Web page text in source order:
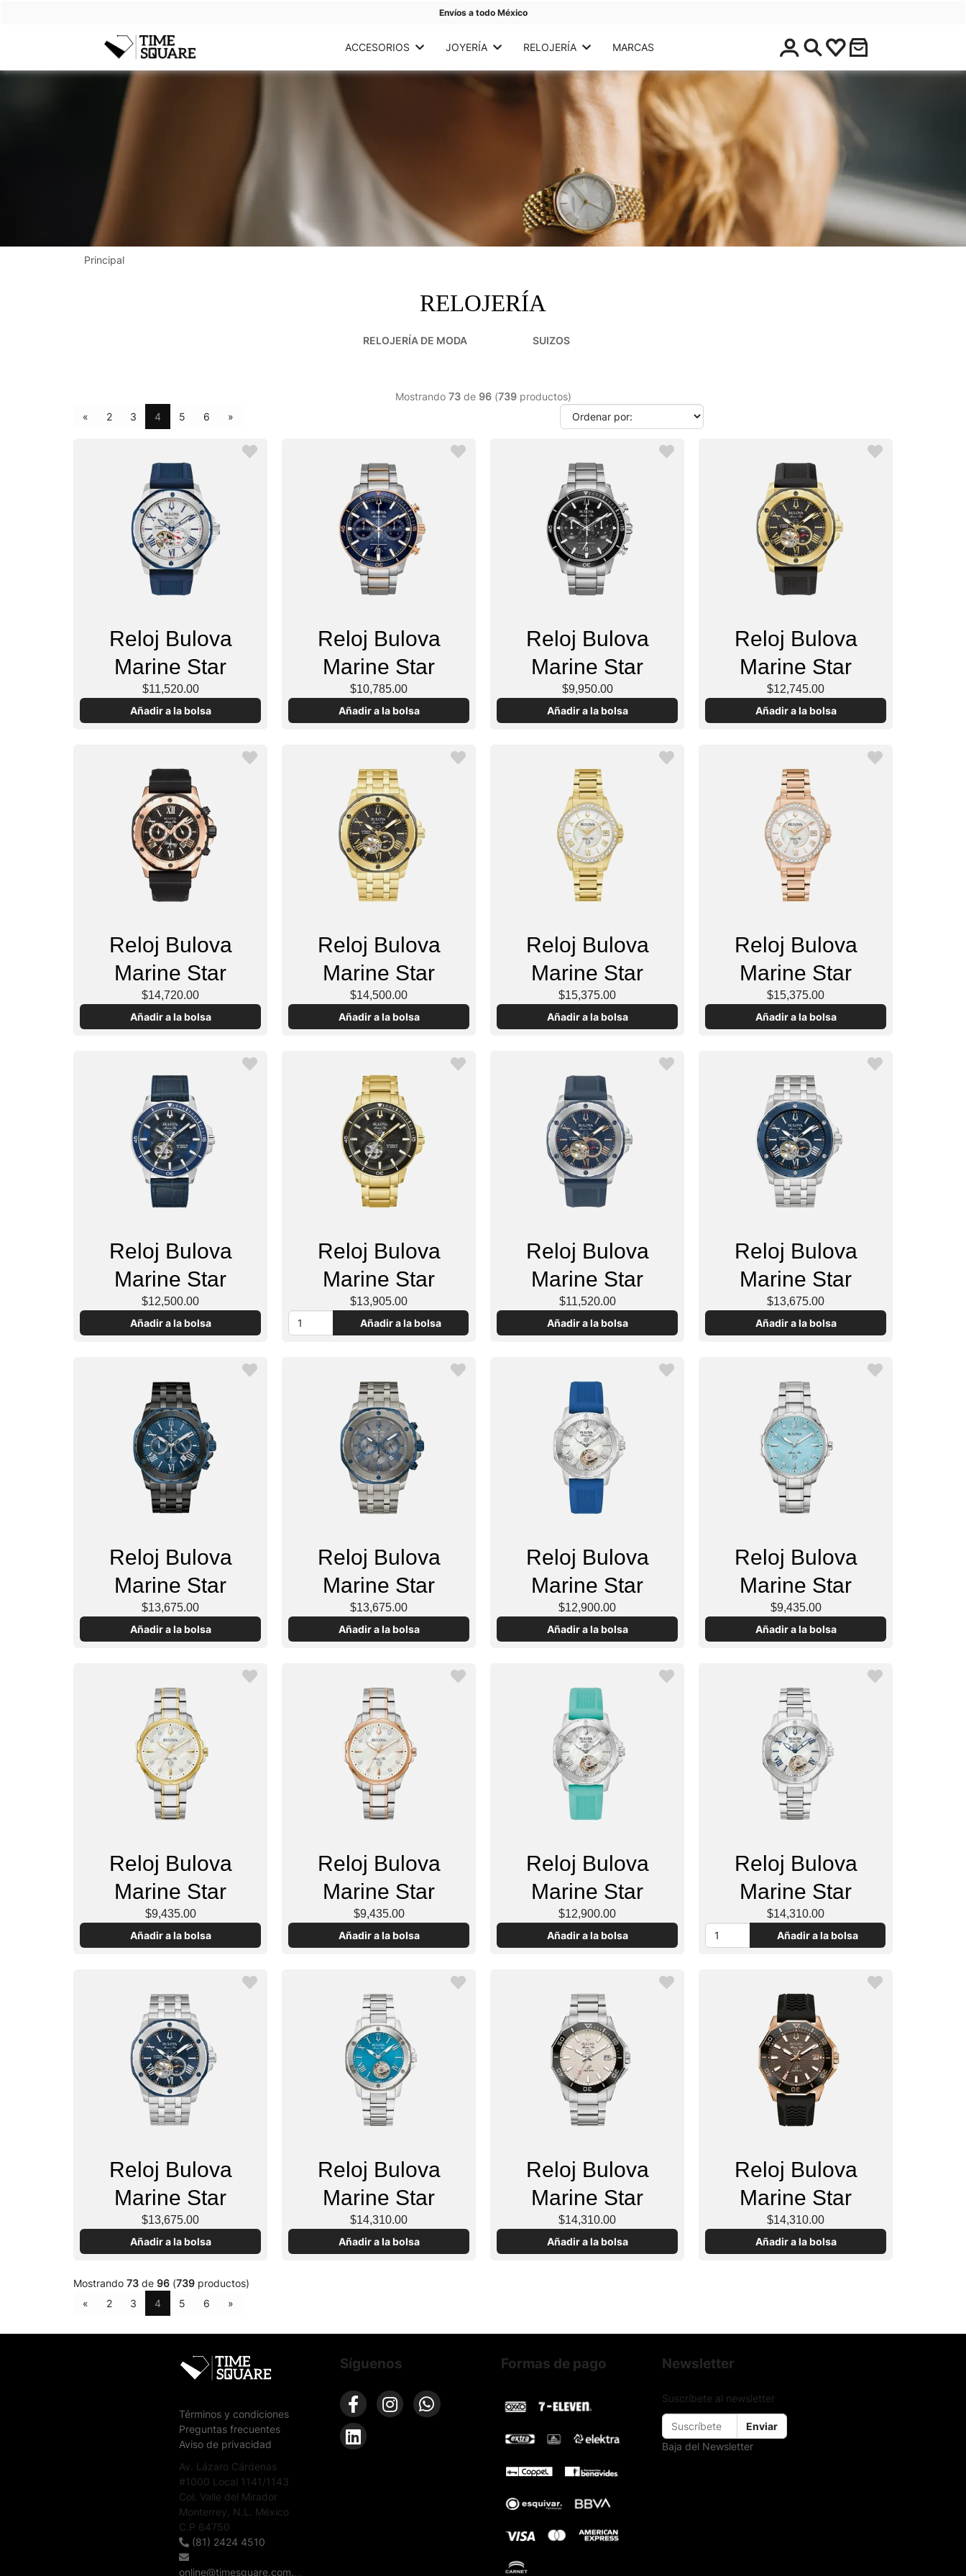
Envíos a todo México
Timesquare ACCESORIOS JOYERÍA RELOJERÍA MARCAS
$
0
.
Principal
RELOJERÍA
RELOJERÍA DE MODA SUIZOS
Mostrando 73de 96(739productos)
«
2 3 4 5 6 »
Reloj Bulova
Marine Star
$11,520.00
Añadir a la bolsa
Reloj Bulova
Marine Star
$10,785.00
Añadir a la bolsa
Reloj Bulova
Marine Star
$9,950.00
Añadir a la bolsa
Reloj Bulova
Marine Star
$12,745.00
Añadir a la bolsa
Reloj Bulova
Marine Star
$14,720.00
Añadir a la bolsa
Reloj Bulova
Marine Star
$14,500.00
Añadir a la bolsa
Reloj Bulova
Marine Star
$15,375.00
Añadir a la bolsa
Reloj Bulova
Marine Star
$15,375.00
Añadir a la bolsa
Reloj Bulova
Marine Star
$12,500.00
Añadir a la bolsa
Reloj Bulova
Marine Star
$13,905.00
Añadir a la bolsa
Reloj Bulova
Marine Star
$11,520.00
Añadir a la bolsa
Reloj Bulova
Marine Star
$13,675.00
Añadir a la bolsa
Reloj Bulova
Marine Star
$13,675.00
Añadir a la bolsa
Reloj Bulova
Marine Star
$13,675.00
Añadir a la bolsa
Reloj Bulova
Marine Star
$12,900.00
Añadir a la bolsa
Reloj Bulova
Marine Star
$9,435.00
Añadir a la bolsa
Reloj Bulova
Marine Star
$9,435.00
Añadir a la bolsa
Reloj Bulova
Marine Star
$9,435.00
Añadir a la bolsa
Reloj Bulova
Marine Star
$12,900.00
Añadir a la bolsa
Reloj Bulova
Marine Star
$14,310.00
Añadir a la bolsa
Reloj Bulova
Marine Star
$13,675.00
Añadir a la bolsa
Reloj Bulova
Marine Star
$14,310.00
Añadir a la bolsa
Reloj Bulova
Marine Star
$14,310.00
Añadir a la bolsa
Reloj Bulova
Marine Star
$14,310.00
Añadir a la bolsa
Mostrando 73 de 96 (739 productos)
«
2 3 4 5 6 »
Términos y condiciones
Preguntas frecuentes
Aviso de privacidad
Av. Lázaro Cárdenas
#1000 Local 1141/1143
Col. Valle del Mirador
Monterrey, N.L. México
C.P 64750
(81) 2424 4510
online@timesquare.com.mx
Síguenos Formas de pago Newsletter
Suscríbete al newsletter
Enviar
Baja del Newsletter